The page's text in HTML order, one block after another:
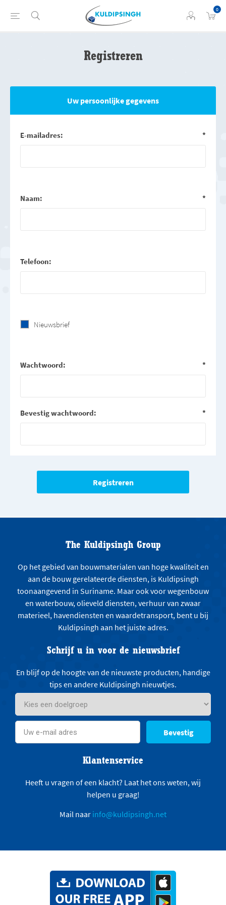
0
Registreren
Uw persoonlijke gegevens
E-mailadres: *
Naam: *
Telefoon:
Nieuwsbrief
Wachtwoord: *
Bevestig wachtwoord: *
The Kuldipsingh Group
Op het gebied van bouwmaterialen van hoge kwaliteit en
aan de bouw gerelateerde diensten, is Kuldipsingh
toonaangevend in Suriname. Maar ook voor wegenbouw
en waterbouw, olieveld diensten, verhuur van zwaar
materieel, havendiensten en waardetransport, bent u bij
Kuldipsingh aan het juiste adres.
Schrijf u in voor de nieuwsbrief
En blijf op de hoogte van de nieuwste producten, handige
tips en andere Kuldipsingh nieuwtjes.
Bevestig
Klantenservice
Heeft u vragen of een klacht? Laat het ons weten, wij
helpen u graag!
Mail naar info@kuldipsingh.net